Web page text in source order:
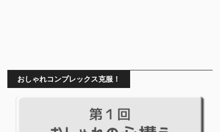
おしゃれコンプレックス克服！